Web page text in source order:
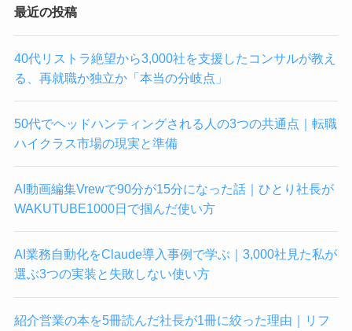
最近の投稿
40代リストラ絶望から3,000社を支援したコンサルが教え
る、再就職か独立か「本当の分岐点」
50代でヘッドハンティングされる人の3つの共通点｜転職
ハイクラス市場の現実と準備
AI動画編集Vrewで90分が15分になった話｜ひとり社長が
WAKUTUBE1000日で掴んだ使い方
AI業務自動化をClaude導入事例で学ぶ｜3,000社見た私が
選ぶ3つの実装と失敗しない使い方
紹介営業の本を5冊読んだ社長が1冊に絞った理由｜リフ